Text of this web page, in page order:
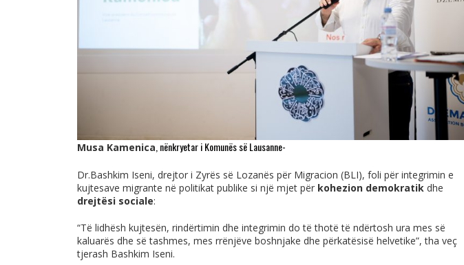
Musa Kamenica , nënkryetar i Komunës së Lausanne-
Dr.Bashkim Iseni, drejtor i Zyrës së Lozanës për Migracion (BLI), foli për integrimin e
kujtesave migrante në politikat publike si një mjet për kohezion demokratik dhe
drejtësi sociale:
“Të lidhësh kujtesën, rindërtimin dhe integrimin do të thotë të ndërtosh ura mes së
kaluarës dhe së tashmes, mes rrënjëve boshnjake dhe përkatësisë helvetike”, tha veç
tjerash Bashkim Iseni.